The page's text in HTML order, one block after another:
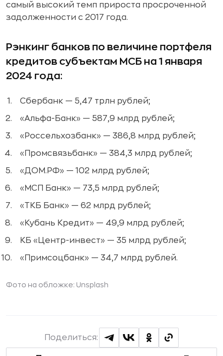
самый высокий темп прироста просроченной
задолженности с 2017 года.
Рэнкинг банков по величине портфеля
кредитов субъектам МСБ на 1 января
2024 года:
Сбербанк — 5,47 трлн рублей;
«Альфа-Банк» — 587,9 млрд рублей;
«Россельхозбанк» — 386,8 млрд рублей;
«Промсвязьбанк» — 384,3 млрд рублей;
«ДОМ.РФ» — 102 млрд рублей;
«МСП Банк» — 73,5 млрд рублей;
«ТКБ Банк» — 62 млрд рублей;
«Кубань Кредит» — 49,9 млрд рублей;
КБ «Центр-инвест» — 35 млрд рублей;
«Примсоцбанк» — 34,7 млрд рублей.
Фото на обложке: Unsplash
Поделиться: